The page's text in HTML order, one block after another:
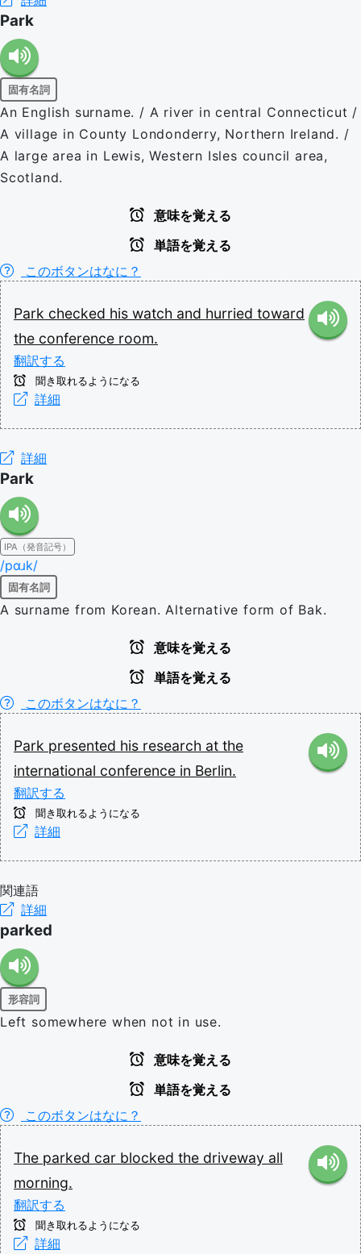
Park
固有名詞
An English surname. / A river in central Connecticut /
A village in County Londonderry, Northern Ireland. /
A large area in Lewis, Western Isles council area,
Scotland.
意味を覚える
単語を覚える
このボタンはなに？
Park checked his watch and hurried toward
the conference room.
翻訳する
聞き取れるようになる
詳細
詳細
Park
IPA（発音記号）
/pɑɹk/
固有名詞
A surname from Korean. Alternative form of Bak.
意味を覚える
単語を覚える
このボタンはなに？
Park presented his research at the
international conference in Berlin.
翻訳する
聞き取れるようになる
詳細
関連語
詳細
parked
形容詞
Left somewhere when not in use.
意味を覚える
単語を覚える
このボタンはなに？
The parked car blocked the driveway all
morning.
翻訳する
聞き取れるようになる
詳細